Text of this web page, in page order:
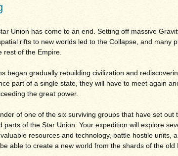
Union has come to an end. Setting off massive
rifts to new worlds led to the Collapse, and many
rest of the Empire.
began gradually rebuilding civilization and
part of a single state, they will have to meet again
the great power.
of one of the six surviving groups that have set out
parts of the Star Union. Your expedition will explore
resources and technology, battle hostile units,
able to create a new world from the shards of the old